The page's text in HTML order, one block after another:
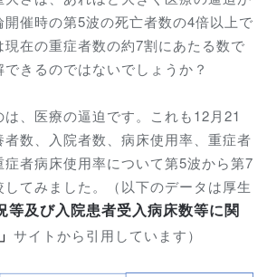
催時の第5波の死亡者数の4倍以上で
在の重症者数の約7割にあたる数で
きるのではないでしょうか？
、医療の逼迫です。これも12月21
者数、入院者数、病床使用率、重症者
症者病床使用率について第5波から第7
てみました。（以下のデータは厚生
等及び入院患者受入病床数等に関
サイトから引用しています）